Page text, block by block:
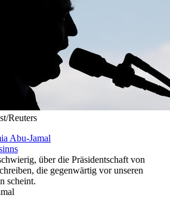
Reuters
Abu-Jamal
über die Präsidentschaft von
die gegenwärtig vor unseren
scheint.